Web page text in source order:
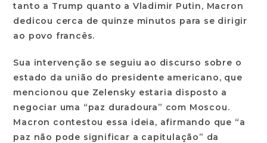
tanto a Trump quanto a Vladimir Putin, Macron
dedicou cerca de quinze minutos para se dirigir
ao povo francês.
Sua intervenção se seguiu ao discurso sobre o
estado da união do presidente americano, que
mencionou que Zelensky estaria disposto a
negociar uma “paz duradoura” com Moscou.
Macron contestou essa ideia, afirmando que “a
paz não pode significar a capitulação” da